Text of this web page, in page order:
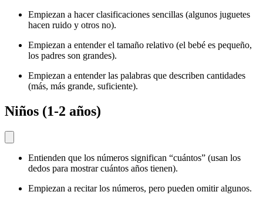
Empiezan a hacer clasificaciones sencillas (algunos juguetes
hacen ruido y otros no).
Empiezan a entender el tamaño relativo (el bebé es pequeño,
los padres son grandes).
Empiezan a entender las palabras que describen cantidades
(más, más grande, suficiente).
Niños (1-2 años)
Entienden que los números significan “cuántos” (usan los
dedos para mostrar cuántos años tienen).
Empiezan a recitar los números, pero pueden omitir algunos.